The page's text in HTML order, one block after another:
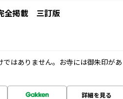
全掲載 三訂版
はありません。お寺には御朱印があ
詳細を見る